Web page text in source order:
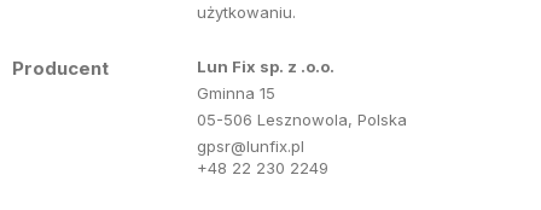
użytkowaniu.
Producent
Lun Fix sp. z .o.o.
Gminna 15
05-506 Lesznowola, Polska
gpsr@lunfix.pl
+48 22 230 2249